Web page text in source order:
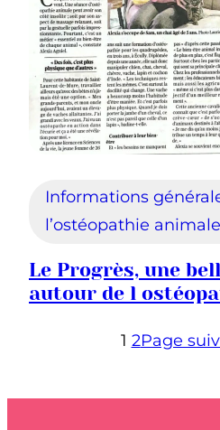
Informations
l’ostéopathie animale
Le Progrès, une
autour de l
1 2Page